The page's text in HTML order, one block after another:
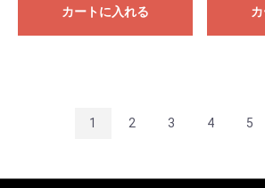
カートに入れる
1 2 3 4 5